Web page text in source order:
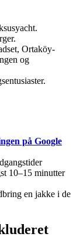
Ortaköy-
og
på Google
10–15 minutter
en jakke i de